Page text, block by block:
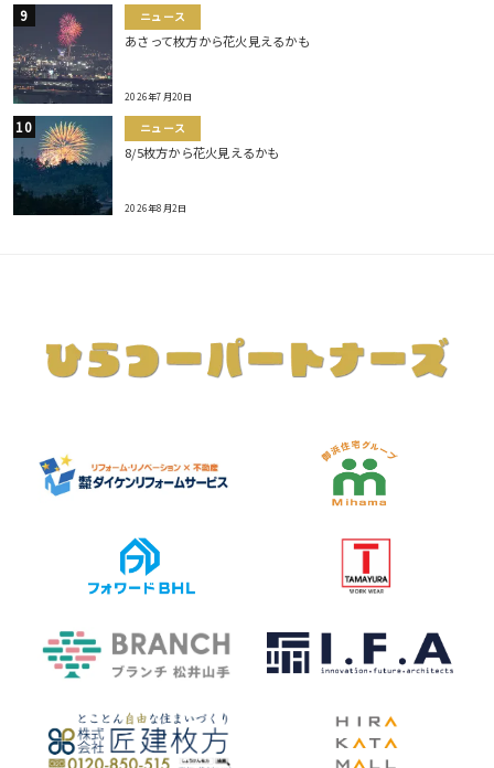
ニュース
あさって枚方から花火見えるかも
2026年7月20日
ニュース
8/5枚方から花火見えるかも
2026年8月2日